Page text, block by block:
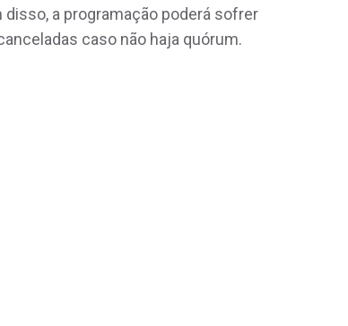
a programação poderá sofrer
caso não haja quórum.